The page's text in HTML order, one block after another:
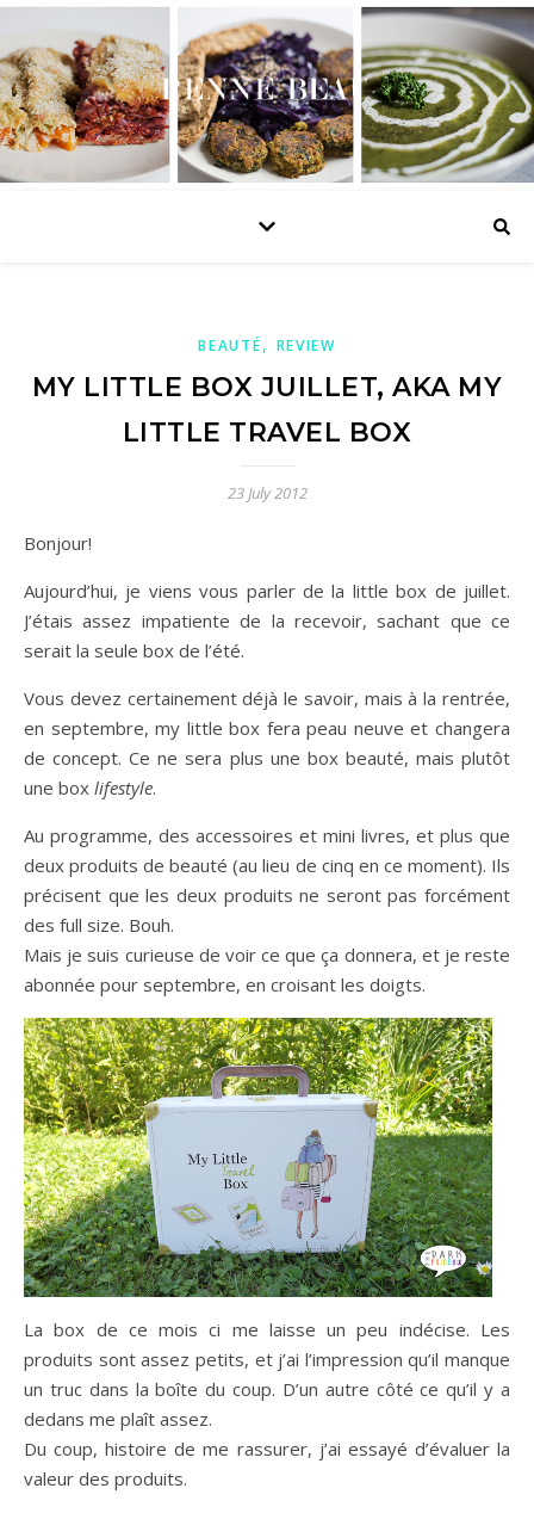
BEAUTÉ, REVIEW
MY LITTLE BOX JUILLET, AKA MY
LITTLE TRAVEL BOX
23 July 2012
Bonjour!
Aujourd’hui, je viens vous parler de la little box de juillet.
J’étais assez impatiente de la recevoir, sachant que ce
serait la seule box de l’été.
Vous devez certainement déjà le savoir, mais à la rentrée,
en septembre, my little box fera peau neuve et changera
de concept. Ce ne sera plus une box beauté, mais plutôt
une box lifestyle.
Au programme, des accessoires et mini livres, et plus que
deux produits de beauté (au lieu de cinq en ce moment). Ils
précisent que les deux produits ne seront pas forcément
des full size. Bouh.
Mais je suis curieuse de voir ce que ça donnera, et je reste
abonnée pour septembre, en croisant les doigts.
La box de ce mois ci me laisse un peu indécise. Les
produits sont assez petits, et j’ai l’impression qu’il manque
un truc dans la boîte du coup. D’un autre côté ce qu’il y a
dedans me plaît assez.
Du coup, histoire de me rassurer, j’ai essayé d’évaluer la
valeur des produits.